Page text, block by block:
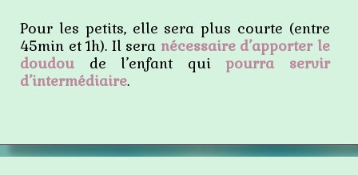
Pour les petits, elle sera plus courte (entre
45min et 1h). Il sera nécessaire d’apporter le
doudou de l’enfant quipourra servir
d’intermédiaire.